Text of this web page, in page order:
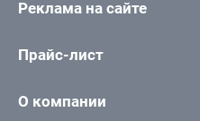
Реклама на сайте
Прайс-лист
О компании